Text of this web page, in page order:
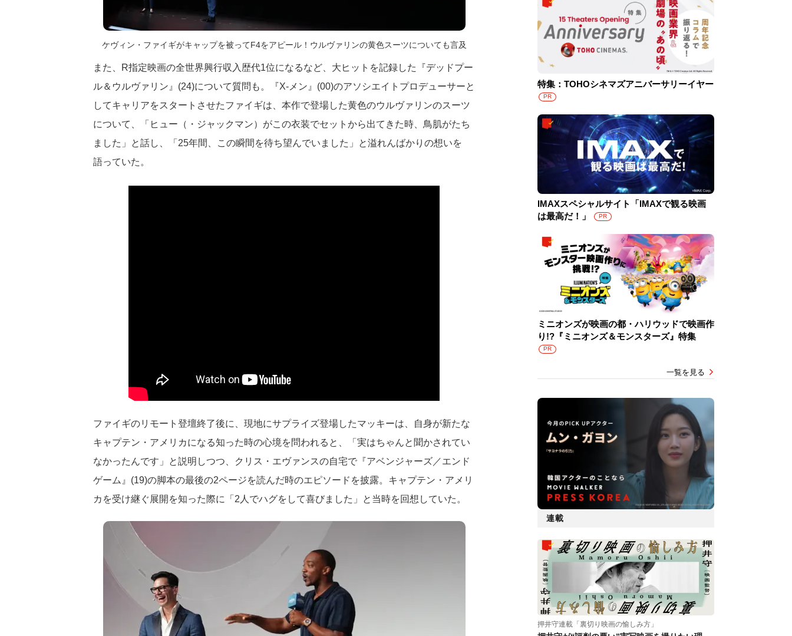
ケヴィン・ファイギがキャップを被ってF4をアピール！ウルヴァリンの黄色スーツについても言及
また、R指定映画の全世界興行収入歴代1位になるなど、大ヒットを記録した『デッドプー
ル＆ウルヴァリン』(24)について質問も。『X-メン』(00)のアソシエイトプロデューサーと
してキャリアをスタートさせたファイギは、本作で登場した黄色のウルヴァリンのスーツ
について、「ヒュー（・ジャックマン）がこの衣装でセットから出てきた時、鳥肌がたち
ました」と話し、「25年間、この瞬間を待ち望んでいました」と溢れんばかりの想いを
語っていた。
ファイギのリモート登壇終了後に、現地にサプライズ登場したマッキーは、自身が新たな
キャプテン・アメリカになる知った時の心境を問われると、「実はちゃんと聞かされてい
なかったんです」と説明しつつ、クリス・エヴァンスの自宅で『アベンジャーズ／エンド
ゲーム』(19)の脚本の最後の2ページを読んだ時のエピソードを披露。キャプテン・アメリ
カを受け継ぐ展開を知った際に「2人でハグをして喜びました」と当時を回想していた。
特集：TOHOシネマズアニバーサリーイヤー
PR
IMAXスペシャルサイト「IMAXで観る映画
は最高だ！」
PR
ミニオンズが映画の都・ハリウッドで映画作
り!?『ミニオンズ＆モンスターズ』特集
PR
一覧を見る
連載
押井守連載「裏切り映画の愉しみ方」